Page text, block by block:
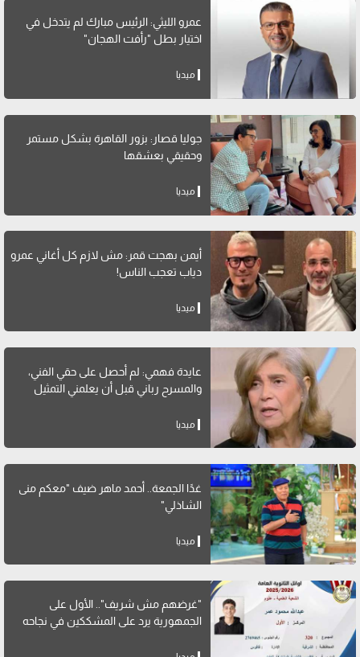
عمرو الليثي: الرئيس مبارك لم يتدخل في
اختيار بطل "رأفت الهجان"
ميديا
جوليا قصار: بزور القاهرة بشكل مستمر
وحقيقي بعشقها
ميديا
أيمن بهجت قمر: مش لازم كل أغاني عمرو
دياب تعجب الناس!
ميديا
عايدة فهمي: لم أحصل على حقي الفني،
والمسرح رباني قبل أن يعلمني التمثيل
ميديا
غدًا الجمعة.. أحمد ماهر ضيف "معكم منى
الشاذلي"
ميديا
"غرضهم مش شريف".. الأول على
الجمهورية يرد على المشككين في نجاحه